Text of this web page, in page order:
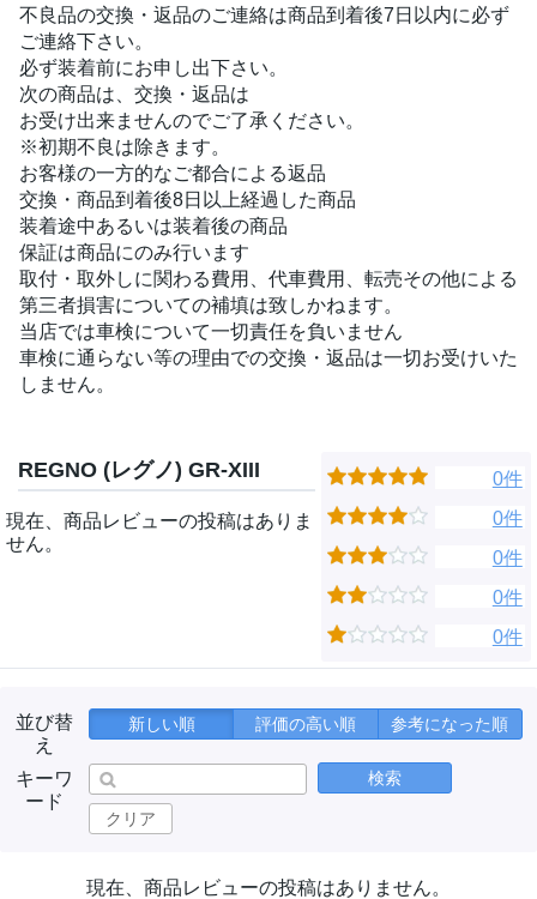
不良品の交換・返品のご連絡は商品到着後7日以内に必ず
ご連絡下さい。
必ず装着前にお申し出下さい。
次の商品は、交換・返品は
お受け出来ませんのでご了承ください。
※初期不良は除きます。
お客様の一方的なご都合による返品
交換・商品到着後8日以上経過した商品
装着途中あるいは装着後の商品
保証は商品にのみ行います
取付・取外しに関わる費用、代車費用、転売その他による
第三者損害についての補填は致しかねます。
当店では車検について一切責任を負いません
車検に通らない等の理由での交換・返品は一切お受けいた
しません。
REGNO (レグノ) GR-XIII
現在、商品レビューの投稿はありま
せん。
0件
0件
0件
0件
0件
並び替
え
新しい順 評価の高い順 参考になった順
キーワ
ード
検索
クリア
現在、商品レビューの投稿はありません。